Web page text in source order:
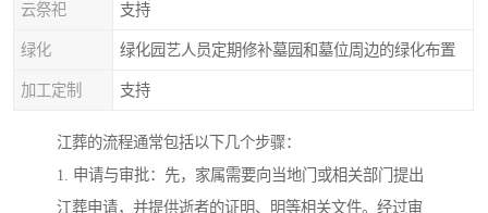
云祭祀 支持
绿化 绿化园艺人员定期修补墓园和墓位周边的绿化布置
加工定制 支持
江葬的流程通常包括以下几个步骤：
1. 申请与审批：先，家属需要向当地门或相关部门提出
江葬申请，并提供逝者的证明、明等相关文件。经过审